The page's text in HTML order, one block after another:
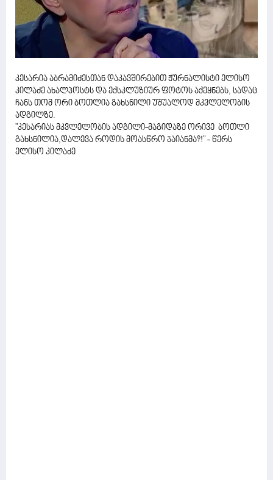
კესარია აბრამიძესთან დაკავშირებით ჟურნალისტი ელისო
კილაძე ახალპოსტს და ექსკლუზიურ ფოტოს აქეყნებს, სადაც
ჩანს თომ ორი ბოთლია გახსნილი უშუალოდ მკვლელობის
ადგილზე.
"კესარიას მკვლელობის ადგილი-მაგიდაზე ორივე ბოთლი
გახსნილია,დალევა როდის მოასწრო ჯაიანმა?!" - წერს
ელისო კილაძე